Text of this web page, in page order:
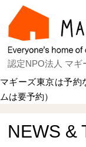
認定NPO法人 マギ
マギーズ東京は予約
ムは要予約）
NEWS &